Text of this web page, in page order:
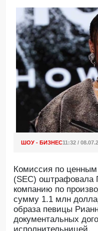
ШОУ - БИЗНЕС11:32 /
Комиссия по
(SEC) оштрафовала
компанию по
сумму 1.1 млн
образа певицы
документальных